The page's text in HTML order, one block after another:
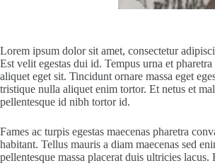
Lorem ipsum dolor sit amet, consectetur
Est velit egestas dui id. Tempus urna et
aliquet eget sit. Tincidunt ornare massa eget
tristique nulla aliquet enim tortor. Et netus et
pellentesque id nibh tortor id.
Fames ac turpis egestas maecenas pharetra
habitant. Tellus mauris a diam maecenas sed
pellentesque massa placerat duis ultricies